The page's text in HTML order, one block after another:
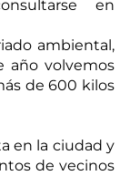
ambiental,
año volvemos
de 600 kilos
en la ciudad y
de vecinos